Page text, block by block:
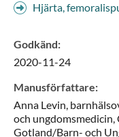
Hjärta,
Godkänd:
2020-11-24
Manusförfattare:
Anna Levin,
och ungdomsmedicin,
Gotland/Barn- och